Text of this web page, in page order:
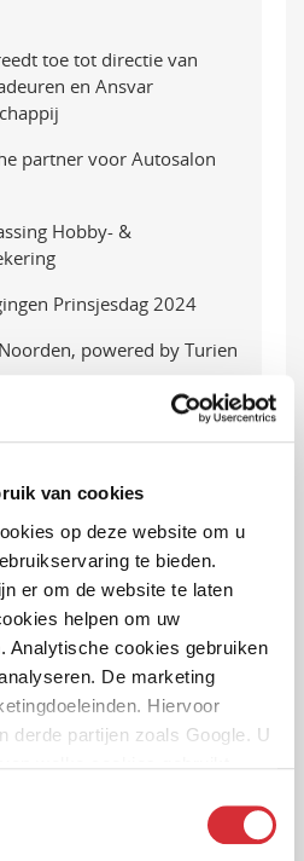
van cookies
op deze website om u
te bieden.
er om de website te laten
helpen om uw
Analytische cookies gebruiken
De marketing
Hiervoor
derde partijen zoals Google. U
toe tot directie van
en Ansvar
partner voor Autosalon
Hobby- &
Prinsjesdag 2024
powered by Turien
Nicky
In zakelijk verzekeren zijn
er een mooie vakantie van
VHD alarmcentrale!
verder